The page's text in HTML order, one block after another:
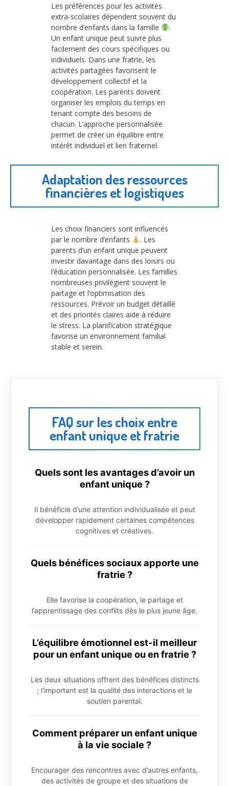
Les préférences pour les activités
extra-scolaires dépendent souvent du
nombre d’enfants dans la famille
.
Un enfant unique peut suivre plus
facilement des cours spécifiques ou
individuels. Dans une fratrie, les
activités partagées favorisent le
développement collectif et la
coopération. Les parents doivent
organiser les emplois du temps en
tenant compte des besoins de
chacun. L’approche personnalisée
permet de créer un équilibre entre
intérêt individuel et lien fraternel.
Adaptation des ressources
financières et logistiques
Les choix financiers sont influencés
par le nombre d’enfants
. Les
parents d’un enfant unique peuvent
investir davantage dans des loisirs ou
l’éducation personnalisée. Les familles
nombreuses privilégient souvent le
partage et l’optimisation des
ressources. Prévoir un budget détaillé
et des priorités claires aide à réduire
le stress. La planification stratégique
favorise un environnement familial
stable et serein.
FAQ sur les choix entre
enfant unique et fratrie
Quels sont les avantages d’avoir un
enfant unique ?
Il bénéficie d’une attention individualisée et peut
développer rapidement certaines compétences
cognitives et créatives.
Quels bénéfices sociaux apporte une
fratrie ?
Elle favorise la coopération, le partage et
l’apprentissage des conflits dès le plus jeune âge.
L’équilibre émotionnel est-il meilleur
pour un enfant unique ou en fratrie ?
Les deux situations offrent des bénéfices distincts
; l’important est la qualité des interactions et le
soutien parental.
Comment préparer un enfant unique
à la vie sociale ?
Encourager des rencontres avec d’autres enfants,
des activités de groupe et des situations de